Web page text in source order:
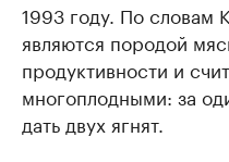
1993 году. По словам
являются породой
продуктивности и
многоплодными: за
дать двух ягнят.